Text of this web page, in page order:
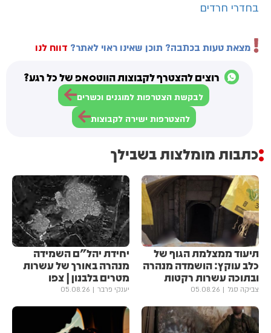
בחדרי חרדים
מצאת טעות בכתבה? תוכן שאינו ראוי לאתר? דווח לנו
רוצים להצטרף לקבוצות הווטסאפ של כל רגע?
לבקשת הצטרפות למוגנים וכשרים
להצטרפות ישירה לקבוצות
כתבות מומלצות בשבילך
תיעוד ממצלמת הגוף של
כלב עוקץ: הושמדה מנהרה
ובתוכה עשרות רקטות
צביקה סגל 05.08.26
יחידת יהל״ם השמידה
מנהרה באורך של עשרות
מטרים בלבנון | צפו
יענקי פרבר 05.08.26